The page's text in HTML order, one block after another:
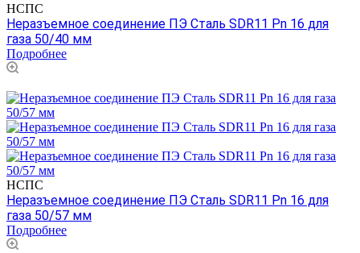
НСПС
Неразъемное соединение ПЭ Сталь SDR11 Pn 16 для
газа 50/40 мм
Подробнее
НСПС
Неразъемное соединение ПЭ Сталь SDR11 Pn 16 для
газа 50/57 мм
Подробнее